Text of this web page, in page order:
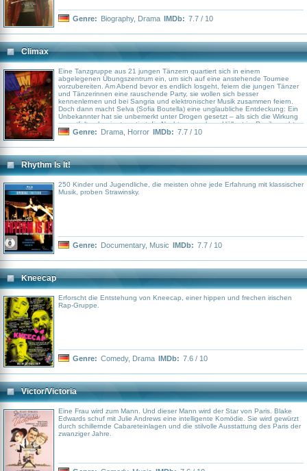
Genre: Biography, Drama IMDb: 7.7 / 10
Climax
Eine Tanzgruppe aus 21 jungen Tänzern quartiert sich in einem
abgelegenen Übungszentrum ein, um sich auf eine anstehende Tournee
vorzubereiten. Am Abend bevor es endlich losgeht, feiern die jungen Tänzer
und Tänzerinnen eine rauschende Party, sie wollen sich besser
kennenlernen und bei Sangria und elektronischer Musik zusammen feiern.
Doch dann macht Selva (Sofia Boutella) eine unglaubliche Entdeckung: Ein
Unbekannter hat sie unbemerkt unter Drogen gesetzt – als sich die Wirkung
zu entfalten beginnt, mutiert die Nacht zum wahren Höllentrip: Panik macht
sich unter den jungen Künstlern breit, unterschwellige Abneigung eskaliert in
Genre: Drama Horror IMDb: 7.7 / 10
Rhythm Is It!
250 Kinder und Jugendliche, die meisten ohne jede Erfahrung mit klassischer
Musik, proben Strawinsky.
Genre: Documentary, Music IMDb: 7.7 / 10
Kneecap
Erforscht die Entstehung von Kneecap, einer hippen und frechen irischen
Rap-Gruppe.
Genre: Comedy, Drama IMDb: 7.6 / 10
Victor/Victoria
Eine Frau wird zum Mann. Und dieser Mann wird der Star von Paris. Blake
Edwards schuf mit Julie Andrews eine intelligente Komödie. Sie wird gewürzt
durch schillernde Cabareteinlagen und die stilvolle Ausstattung des Paris der
zwanziger Jahre.